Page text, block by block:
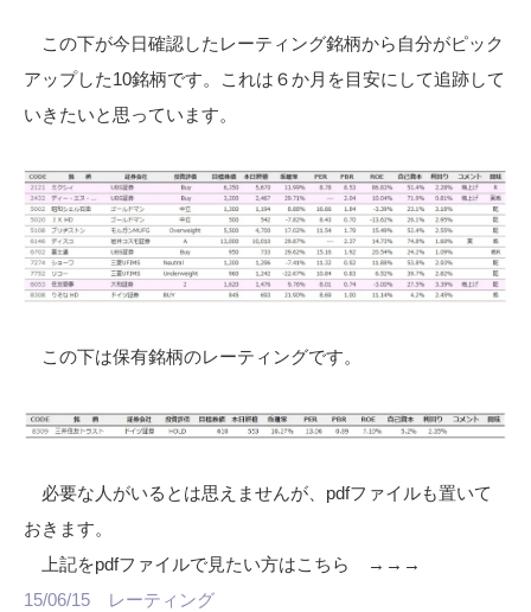
この下が今日確認したレーティング銘柄から自分がピック
アップした10銘柄です。これは６か月を目安にして追跡して
いきたいと思っています。
この下は保有銘柄のレーティングです。
必要な人がいるとは思えませんが、pdfファイルも置いて
おきます。
上記をpdfファイルで見たい方はこちら →→→
15/06/15 レーティング